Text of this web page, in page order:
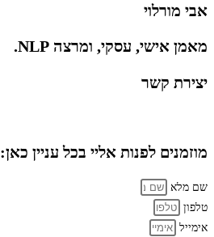
אבי מורלוי
מאמן אישי, עסקי, ומרצה NLP.
יצירת קשר
מוזמנים לפנות אליי בכל עניין כאן:
שם מלא
טלפון
אימייל